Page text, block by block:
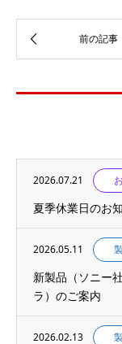
2026.07.21
夏季休業日のお
2026.05.11
新製品（ソニー
ラ）のご案内
2026.02.13